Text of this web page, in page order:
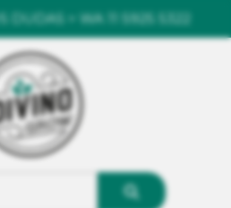
DUDAS > WA 11 5925 5322